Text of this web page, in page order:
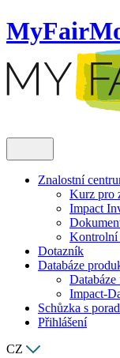
Znalostní
Kurz pro
Impact
Kontrolní
Dotazník
Databáze
Databáze
Impact-
Schůzka s
Přihlášení
CZ